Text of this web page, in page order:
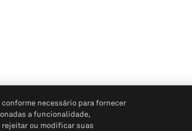
necessário para fornecer
a funcionalidade,
ou modificar suas